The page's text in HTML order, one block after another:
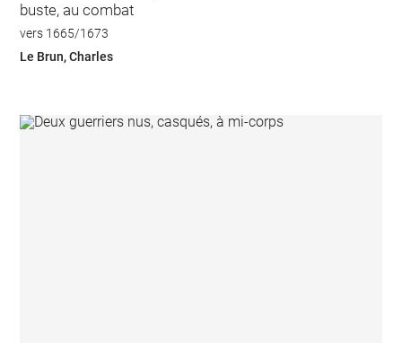
buste, au combat
vers 1665/1673
Le Brun, Charles